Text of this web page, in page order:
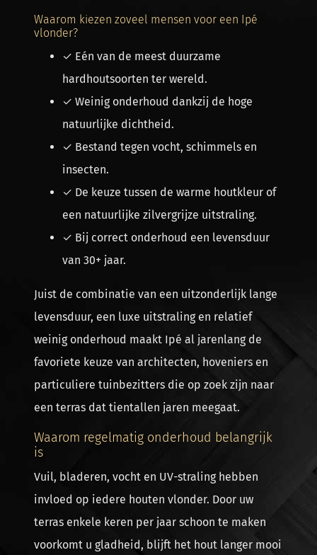
Waarom kiezen zoveel mensen voor een Ipé
vlonder?
✓ Eén van de meest duurzame
hardhoutsoorten ter wereld.
✓ Weinig onderhoud dankzij de hoge
natuurlijke dichtheid.
✓ Bestand tegen vocht, schimmels en
insecten.
✓ De keuze tussen de warme houtkleur of
een natuurlijke zilvergrijze uitstraling.
✓ Bij correct onderhoud een levensduur
van 30+ jaar.
Juist de combinatie van een uitzonderlijk lange
levensduur, een luxe uitstraling en relatief
weinig onderhoud maakt Ipé al jarenlang de
favoriete keuze van architecten, hoveniers en
particuliere tuinbezitters die op zoek zijn naar
een terras dat tientallen jaren meegaat.
Waarom regelmatig onderhoud belangrijk
is
Vuil, bladeren, vocht en UV-straling hebben
invloed op iedere houten vlonder. Door uw
terras enkele keren per jaar schoon te maken
voorkomt u gladheid, blijft het hout langer mooi